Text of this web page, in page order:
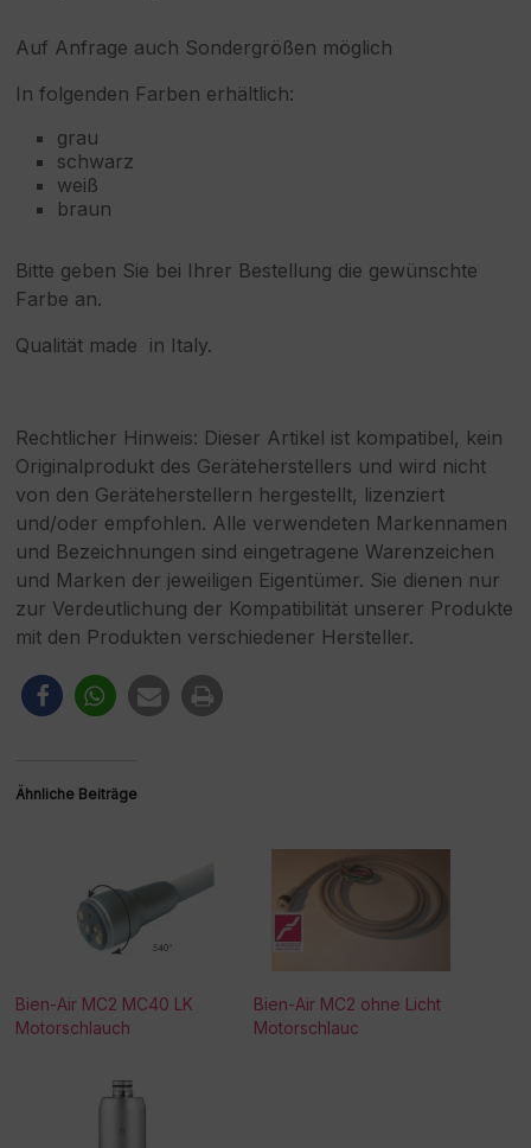
Auf Anfrage auch Sondergrößen möglich
In folgenden Farben erhältlich:
grau
schwarz
weiß
braun
Bitte geben Sie bei Ihrer Bestellung die gewünschte
Farbe an.
Qualität made in Italy.
Rechtlicher Hinweis: Dieser Artikel ist kompatibel, kein
Originalprodukt des Geräteherstellers und wird nicht
von den Geräteherstellern hergestellt, lizenziert
und/oder empfohlen. Alle verwendeten Markennamen
und Bezeichnungen sind eingetragene Warenzeichen
und Marken der jeweiligen Eigentümer. Sie dienen nur
zur Verdeutlichung der Kompatibilität unserer Produkte
mit den Produkten verschiedener Hersteller.
Ähnliche Beiträge
Bien-Air MC2 MC40 LK
Motorschlauch
Bien-Air MC2 ohne Licht
Motorschlauc